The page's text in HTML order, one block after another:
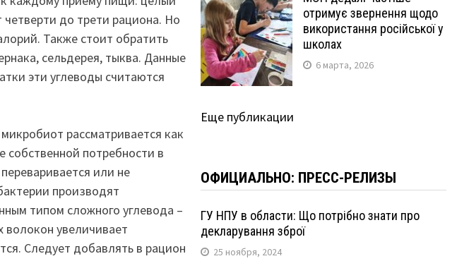
до трети рациона. Но
Также стоит обратить
сельдерея, тыква. Данные
эти углеводы считаются
рассматривается как
потребности в
или не
производят
типом сложного углевода –
увеличивает
Следует добавлять в рацион
отримує звернення щодо
використання російської у
школах
6 марта, 2026
Еще публикации
ОФИЦИАЛЬНО: ПРЕСС-РЕЛИЗЫ
ГУ НПУ в области: Що потрібно знати про
декларування зброї
25 ноября, 2024